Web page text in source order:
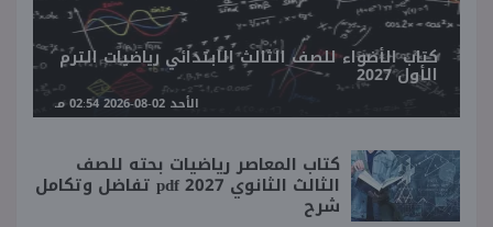
كتاب الأضواء للصف الثالث الابتدائي رياضيات الترم
الأول 2027
الأحد 02-08-2026 02:54 مـ
كتاب المعاصر رياضيات بحته للصف
الثالث الثانوي 2027 pdf تفاضل وتكامل
شرح